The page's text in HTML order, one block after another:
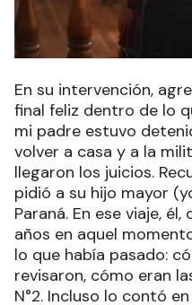
En su intervención,
final feliz dentro de lo
mi padre estuvo
volver a casa y a la
llegaron los juicios.
pidió a su hijo mayor
Paraná. En ese viaje,
años en aquel
lo que había pasado:
revisaron, cómo eran
N°2. Incluso lo contó